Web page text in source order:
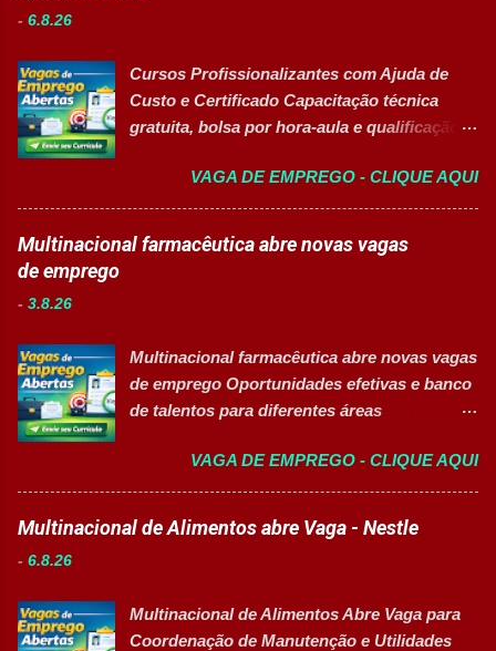
produtiva. Requisitos Ensino Médio
completo. Disponibilidade para trab...
melhores empresas para trabalhar,
oferecendo oportunidades de crescimento,
desenvolvimento profissional e um ambiente
CANDIDATAR-SE AGORA 📋 Principais
Atividades ✅ Auxiliar nas atividades de
embalagem, envase, manipulação e
Auxiliar no setup e abastecimento das linhas
produtivas; ✅ Conferir materiais recebidos e
realizar devoluções quand...
- 6.8.26
Cursos Profissionalizantes com Ajuda de
Custo e Certificado Capacitação técnica
gratuita, bolsa por hora-aula e qualificação
MINHA VAGA Sobre o Programa de
Qualificação Estão abertas as inscrições
para programas de formação
profissionalizante voltados para o
certificação reconhecida, os participantes
contam com uma ajuda de custo calculada
em R$ 6,00 por hora-aula frequentada , ideal
durante todo o período de estudos. Opções
de Formação Disponíveis Aperfeiçoamento
em Gestão e Serviços de Gastronomia
Noturna) Estratégia de Vendas e
Performance Comercial (Turma Vespertina)
VAGA DE EMPREGO - CLIQUE AQUI
Multinacional farmacêutica abre novas vagas
de emprego
- 3.8.26
Multinacional farmacêutica abre novas vagas
de emprego Oportunidades efetivas e banco
de talentos para diferentes áreas
Sobre as oportunidades Uma das maiores
multinacionais farmacêuticas do Brasil está
com novas oportunidades abertas para
profissionais que desejam atuar em um
vagas contemplam áreas industriais,
VAGA DE EMPREGO - CLIQUE AQUI
Multinacional de Alimentos abre Vaga - Nestle
- 6.8.26
Multinacional de Alimentos Abre Vaga para
Coordenação de Manutenção e Utilidades